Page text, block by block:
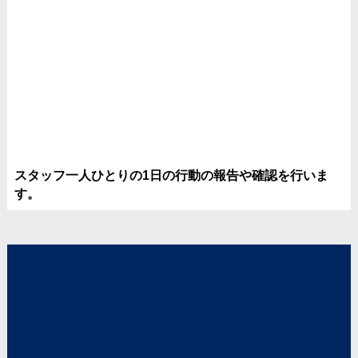
スタッフ一人ひとりの1日の行動の報告や確認を行いま
す。